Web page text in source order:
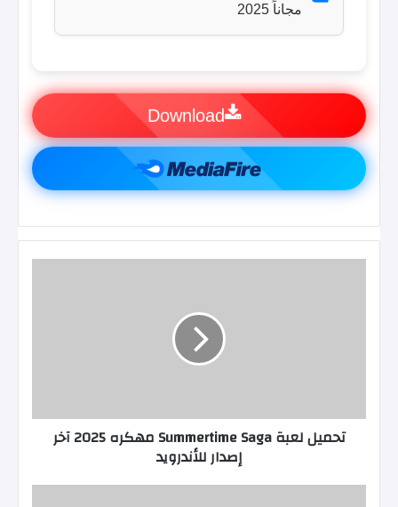
مجاناً 2025
Download
تحميل لعبة Summertime Saga مهكره 2025 آخر
إصدار للأندرويد